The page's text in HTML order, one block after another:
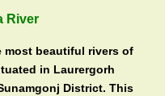
River
most beautiful rivers of
in Laurergorh
District. This